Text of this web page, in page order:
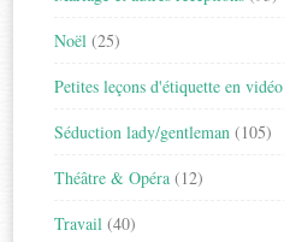
Noël (25)
Petites leçons d'étiquette en vidéo
Séduction lady/gentleman (105)
Théâtre & Opéra (12)
Travail (40)